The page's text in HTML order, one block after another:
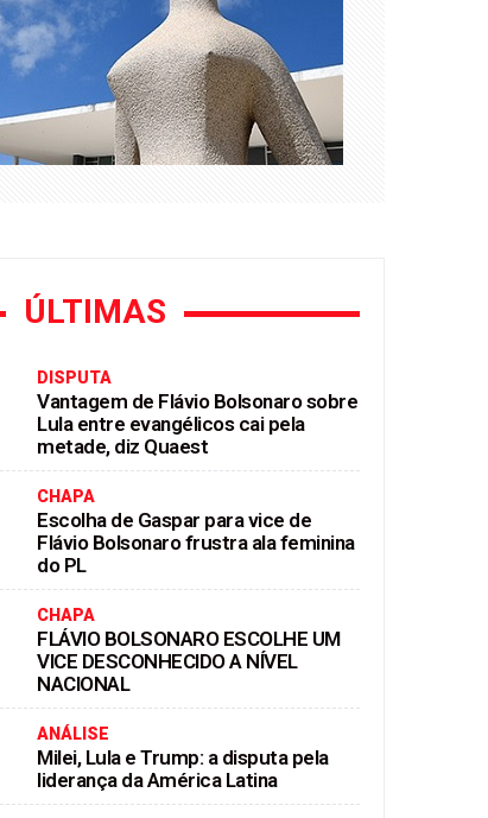
ÚLTIMAS
DISPUTA
Vantagem de Flávio Bolsonaro sobre
Lula entre evangélicos cai pela
metade, diz Quaest
CHAPA
Escolha de Gaspar para vice de
Flávio Bolsonaro frustra ala feminina
do PL
CHAPA
FLÁVIO BOLSONARO ESCOLHE UM
VICE DESCONHECIDO A NÍVEL
NACIONAL
ANÁLISE
Milei, Lula e Trump: a disputa pela
liderança da América Latina